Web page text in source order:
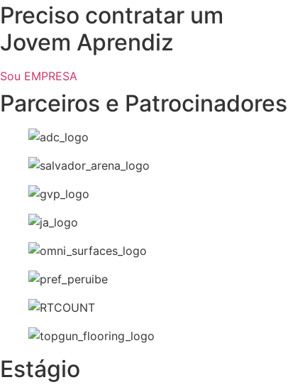
Preciso contratar um
Jovem Aprendiz
Sou EMPRESA
Parceiros e Patrocinadores
Estágio